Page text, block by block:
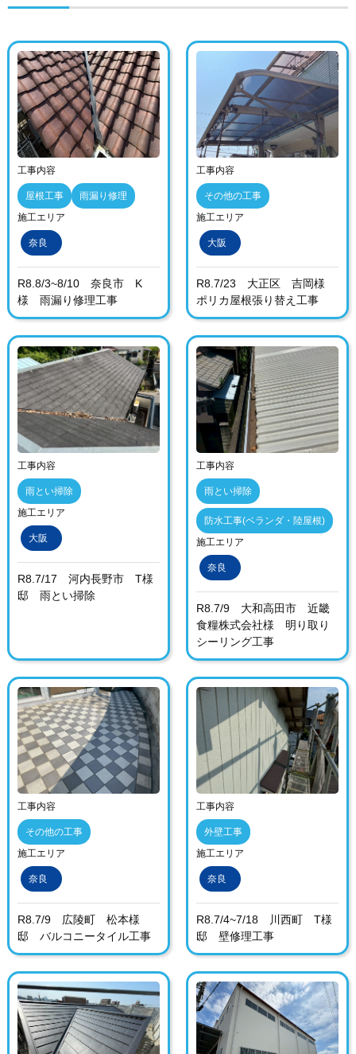
工事内容
屋根工事
雨漏り修理
施工エリア
奈良
R8.8/3~8/10 奈良市 K
様 雨漏り修理工事
工事内容
その他の工事
施工エリア
大阪
R8.7/23 大正区 吉岡様
ポリカ屋根張り替え工事
工事内容
雨とい掃除
施工エリア
大阪
R8.7/17 河内長野市 T様
邸 雨とい掃除
工事内容
雨とい掃除
防水工事(ベランダ・陸屋根)
施工エリア
奈良
R8.7/9 大和高田市 近畿
食糧株式会社様 明り取り
シーリング工事
工事内容
その他の工事
施工エリア
奈良
R8.7/9 広陵町 松本様
邸 バルコニータイル工事
工事内容
外壁工事
施工エリア
奈良
R8.7/4~7/18 川西町 T様
邸 壁修理工事